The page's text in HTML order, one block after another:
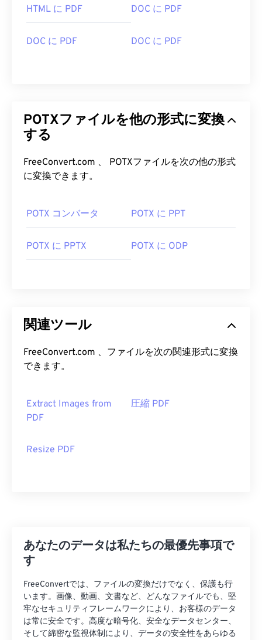
HTML に PDF DOC に PDF
DOC に PDF DOC に PDF
POTXファイルを他の形式に変換
する
FreeConvert.com 、 POTXファイルを次の他の形式
に変換できます。
POTX コンバータ POTX に PPT
POTX に PPTX POTX に ODP
関連ツール
FreeConvert.com 、ファイルを次の関連形式に変換
できます。
Extract Images from
PDF
圧縮 PDF
Resize PDF
あなたのデータは私たちの最優先事項で
す
FreeConvertでは、ファイルの変換だけでなく、保護も行
います。画像、動画、文書など、どんなファイルでも、堅
牢なセキュリティフレームワークにより、お客様のデータ
は常に安全です。高度な暗号化、安全なデータセンター、
そして綿密な監視体制により、データの安全性をあらゆる